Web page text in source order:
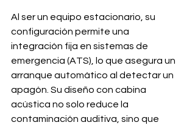
Al ser un equipo estacionario, su
configuración permite una
integración fija en sistemas de
emergencia (ATS), lo que asegura un
arranque automático al detectar un
apagón. Su diseño con cabina
acústica no solo reduce la
contaminación auditiva, sino que